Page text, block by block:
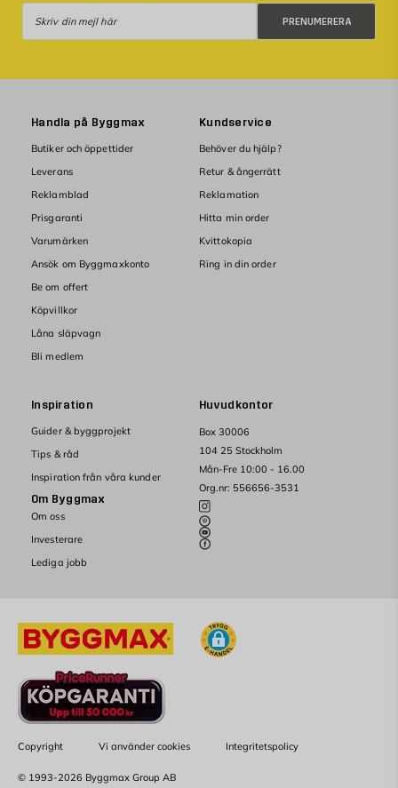
PRENUMERERA
Huvudkontor
Box 30006
104 25 Stockholm
Mån-Fre 10:00 - 16.00
Org.nr: 556656-3531
Handla på Byggmax
Butiker och öppettider
Leverans
Reklamblad
Prisgaranti
Varumärken
Ansök om Byggmaxkonto
Be om offert
Köpvillkor
Låna släpvagn
Bli medlem
Kundservice
Behöver du hjälp?
Retur & ångerrätt
Reklamation
Hitta min order
Kvittokopia
Ring in din order
Inspiration
Guider & byggprojekt
Tips & råd
Inspiration från våra kunder
Om Byggmax
Om oss
Investerare
Lediga jobb
Copyright Vi använder cookies Integritetspolicy
© 1993-2026 Byggmax Group AB